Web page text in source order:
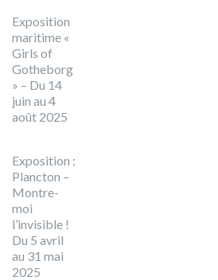
Exposition
maritime «
Girls of
Gotheborg
» – Du 14
juin au 4
août 2025
Exposition :
Plancton –
Montre-
moi
l’invisible !
Du 5 avril
au 31 mai
2025